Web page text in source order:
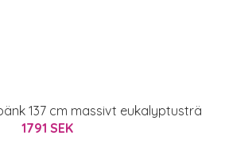
137 cm massivt eukalyptusträ
1791 SEK